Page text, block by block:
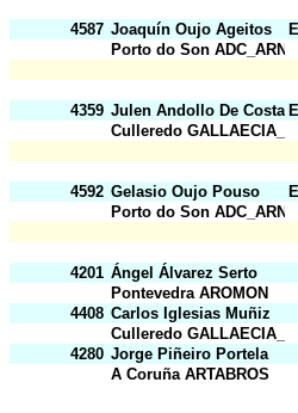
4587 Joaquín Oujo Ageitos
Porto do Son
4359 Julen Andollo De Costa
Culleredo
4592 Gelasio Oujo Pouso
Porto do Son
4201 Ángel Álvarez Serto
Pontevedra AROMON
4408 Carlos Iglesias Muñiz
Culleredo
4280 Jorge Piñeiro Portela
A Coruña ARTABROS